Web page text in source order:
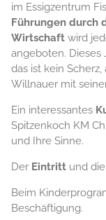
im Essigzentrum
Führungen durch
Wirtschaft wird
angeboten. Dieses
das ist kein
Willnauer mit
Ein interessantes
Spitzenkoch KM
und Ihre Sinne.
Der Eintritt und
Beim
Beschäftigung.